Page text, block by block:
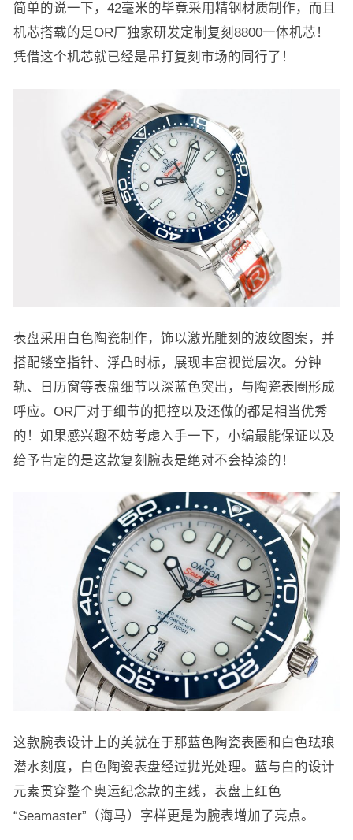
简单的说一下，42毫米的毕竟采用精钢材质制作，而且
机芯搭载的是OR厂独家研发定制复刻8800一体机芯！
凭借这个机芯就已经是吊打复刻市场的同行了！
表盘采用白色陶瓷制作，饰以激光雕刻的波纹图案，并
搭配镂空指针、浮凸时标，展现丰富视觉层次。分钟
轨、日历窗等表盘细节以深蓝色突出，与陶瓷表圈形成
呼应。OR厂对于细节的把控以及还做的都是相当优秀
的！如果感兴趣不妨考虑入手一下，小编最能保证以及
给予肯定的是这款复刻腕表是绝对不会掉漆的！
这款腕表设计上的美就在于那蓝色陶瓷表圈和白色珐琅
潜水刻度，白色陶瓷表盘经过抛光处理。蓝与白的设计
元素贯穿整个奥运纪念款的主线，表盘上红色
“Seamaster”（海马）字样更是为腕表增加了亮点。